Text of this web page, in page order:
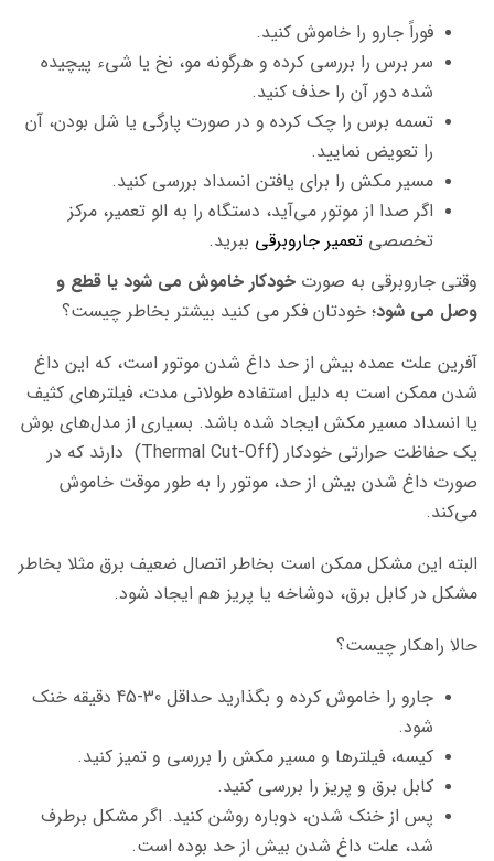
فوراً جارو را خاموش کنید.
سر برس را بررسی کرده و هرگونه مو، نخ یا شیء پیچیده
شده دور آن را حذف کنید.
تسمه برس را چک کرده و در صورت پارگی یا شل بودن، آن
را تعویض نمایید.
مسیر مکش را برای یافتن انسداد بررسی کنید.
اگر صدا از موتور می‌آید، دستگاه را به الو تعمیر، مرکز
تخصصی تعمیر جاروبرقی ببرید.
وقتی جاروبرقی به صورت خودکار خاموش می شود یا قطع و
وصل می شود؛ خودتان فکر می کنید بیشتر بخاطر چیست؟
آفرین علت عمده بیش از حد داغ شدن موتور است، که این داغ
شدن ممکن است به دلیل استفاده طولانی مدت، فیلترهای کثیف
یا انسداد مسیر مکش ایجاد شده باشد. بسیاری از مدل‌های بوش
یک حفاظت حرارتی خودکار (Thermal Cut-Off) دارند که در
صورت داغ شدن بیش از حد، موتور را به طور موقت خاموش
می‌کند.
البته این مشکل ممکن است بخاطر اتصال ضعیف برق مثلا بخاطر
مشکل در کابل برق، دوشاخه یا پریز هم ایجاد شود.
حالا راهکار چیست؟
جارو را خاموش کرده و بگذارید حداقل 30-45 دقیقه خنک
شود.
کیسه، فیلترها و مسیر مکش را بررسی و تمیز کنید.
کابل برق و پریز را بررسی کنید.
پس از خنک شدن، دوباره روشن کنید. اگر مشکل برطرف
شد، علت داغ شدن بیش از حد بوده است.